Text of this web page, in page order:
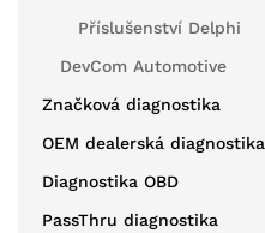
Příslušenství Delphi
DevCom Automotive
Značková diagnostika
OEM dealerská diagnostika
Diagnostika OBD
PassThru diagnostika